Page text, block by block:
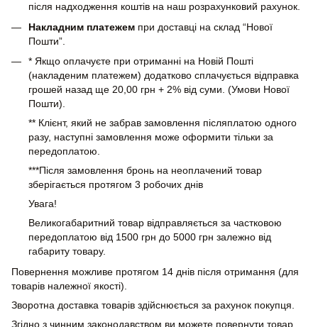
після надходження коштів на наш розрахунковий рахунок.
Накладним платежем при доставці на склад “Нової
Пошти”.
* Якщо оплачуєте при отриманні на Новій Пошті
(накладеним платежем) додатково сплачується відправка
грошей назад ще 20,00 грн + 2% від суми. (Умови Нової
Пошти).
** Клієнт, який не забрав замовлення післяплатою одного
разу, наступні замовлення може оформити тільки за
передоплатою.
***Після замовлення бронь на неоплачений товар
зберігається протягом 3 робочих днів
Увага!
Великогабаритний товар відправляється за частковою
передоплатою від 1500 грн до 5000 грн залежно від
габариту товару.
Повернення можливе протягом 14 днів після отримання (для
товарів належної якості).
Зворотна доставка товарів здійснюється за рахунок покупця.
Згідно з чинним законодавством ви можете повернути товар